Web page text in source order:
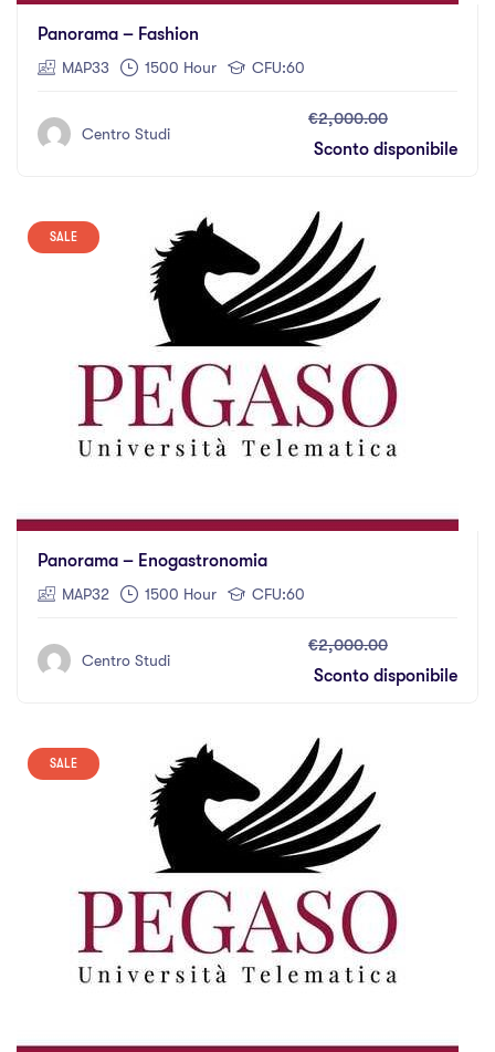
Panorama – Fashion
MAP33 1500 Hour CFU:60
Centro Studi
€2,000.00
Sconto disponibile
SALE
Panorama – Enogastronomia
MAP32 1500 Hour CFU:60
Centro Studi
€2,000.00
Sconto disponibile
SALE